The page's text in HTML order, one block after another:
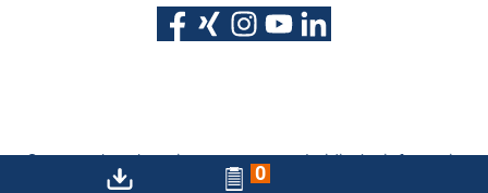
0
Gegevensbescherming
Juridische informatie
Toegankelijkheidsverklaring